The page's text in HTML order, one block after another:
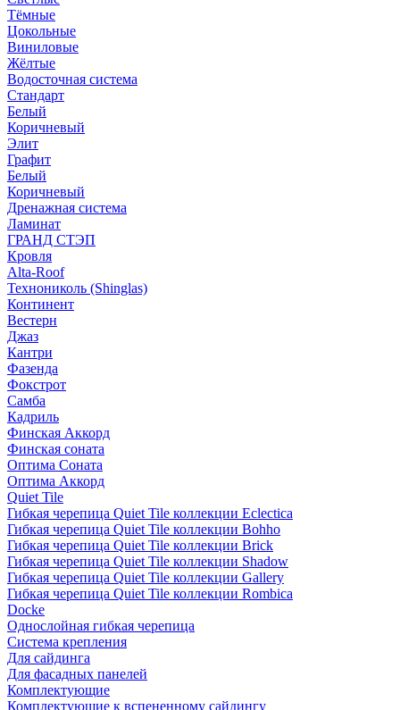
Тёмные
Цокольные
Виниловые
Жёлтые
Водосточная система
Стандарт
Белый
Коричневый
Элит
Графит
Белый
Коричневый
Дренажная система
Ламинат
ГРАНД СТЭП
Кровля
Alta-Roof
Технониколь (Shinglas)
Континент
Вестерн
Джаз
Кантри
Фазенда
Фокстрот
Самба
Кадриль
Финская Аккорд
Финская соната
Оптима Соната
Оптима Аккорд
Quiet Tile
Гибкая черепица Quiet Tile коллекции Eclectica
Гибкая черепица Quiet Tile коллекции Bohho
Гибкая черепица Quiet Tile коллекции Brick
Гибкая черепица Quiet Tile коллекции Shadow
Гибкая черепица Quiet Tile коллекции Gallery
Гибкая черепица Quiet Tile коллекции Rombica
Docke
Однослойная гибкая черепица
Система крепления
Для сайдинга
Для фасадных панелей
Комплектующие
Комплектующие к вспененному сайдингу